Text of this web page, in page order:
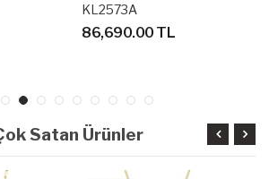
KL2573A
86,690.00 TL
Satan Ürünler